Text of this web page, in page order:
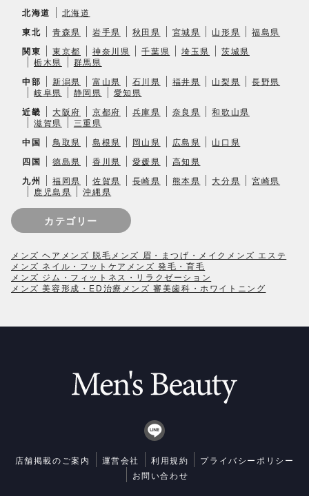
北海道 北海道
東北 青森県 岩手県 秋田県 宮城県 山形県 福島県
関東 東京都 神奈川県 千葉県 埼玉県
茨城県
栃木県
群馬県
中部 新潟県 富山県 石川県 福井県 山梨県
長野県
岐阜県
静岡県 愛知県
近畿 大阪府 京都府 兵庫県 奈良県
和歌山県
滋賀県
三重県
中国 鳥取県 島根県 岡山県 広島県 山口県
四国 徳島県 香川県 愛媛県 高知県
九州 福岡県 佐賀県 長崎県 熊本県 大分県
宮崎県
鹿児島県
沖縄県
カテゴリー
メンズ ヘア メンズ 脱毛 メンズ 眉・まつげ・メイク メンズ エステ
メンズ ネイル・フットケア メンズ 発毛・育毛
メンズ ジム・フィットネス・リラクゼーション
メンズ 美容形成・ED治療 メンズ 審美歯科・ホワイトニング
店舗掲載のご案内 運営会社 利用規約
プライバシーポリシー
お問い合わせ